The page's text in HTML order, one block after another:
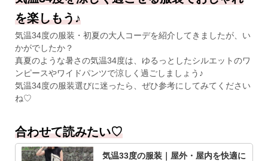
を楽しもう♪
気温34度の服装・初夏の大人コーデを紹介してきましたが、い
かがでしたか？
真夏のような暑さの気温34度は、ゆるっとしたシルエットのワ
ンピースやワイドパンツで涼しく過ごしましょう♪
気温34度の服装選びに迷ったら、ぜひ参考にしてみてください
ね♡
合わせて読みたい♡
気温33度の服装｜屋外・屋内を快適に